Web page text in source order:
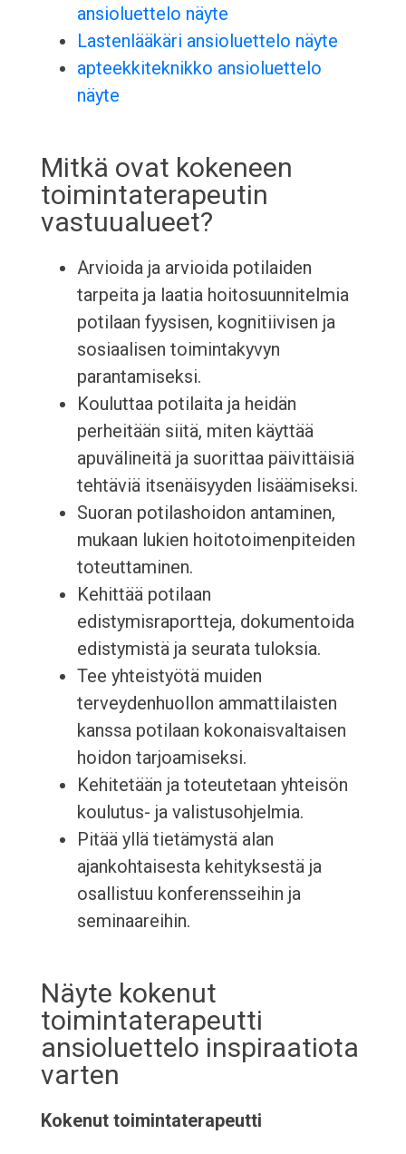
ansioluettelo näyte
Lastenlääkäri ansioluettelo näyte
apteekkiteknikko ansioluettelo
näyte
Mitkä ovat kokeneen
toimintaterapeutin
vastuualueet?
Arvioida ja arvioida potilaiden
tarpeita ja laatia hoitosuunnitelmia
potilaan fyysisen, kognitiivisen ja
sosiaalisen toimintakyvyn
parantamiseksi.
Kouluttaa potilaita ja heidän
perheitään siitä, miten käyttää
apuvälineitä ja suorittaa päivittäisiä
tehtäviä itsenäisyyden lisäämiseksi.
Suoran potilashoidon antaminen,
mukaan lukien hoitotoimenpiteiden
toteuttaminen.
Kehittää potilaan
edistymisraportteja, dokumentoida
edistymistä ja seurata tuloksia.
Tee yhteistyötä muiden
terveydenhuollon ammattilaisten
kanssa potilaan kokonaisvaltaisen
hoidon tarjoamiseksi.
Kehitetään ja toteutetaan yhteisön
koulutus- ja valistusohjelmia.
Pitää yllä tietämystä alan
ajankohtaisesta kehityksestä ja
osallistuu konferensseihin ja
seminaareihin.
Näyte kokenut
toimintaterapeutti
ansioluettelo inspiraatiota
varten
Kokenut toimintaterapeutti